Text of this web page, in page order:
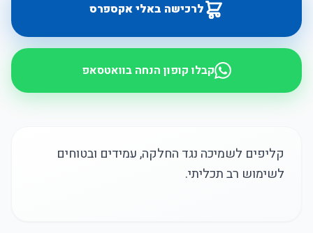
לרכישה באלי אקספרס
קבלו קופון הנחה בוואטסאפ
קליפים לשמיכה נגד החלקה, עמידים ובטוחים
לשימוש רב תכליתי.